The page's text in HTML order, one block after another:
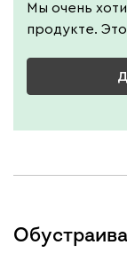
Мы очень
продукте.